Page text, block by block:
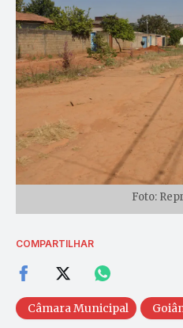
Foto:
COMPARTILHAR
Câmara Municipal